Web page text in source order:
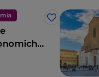
Like